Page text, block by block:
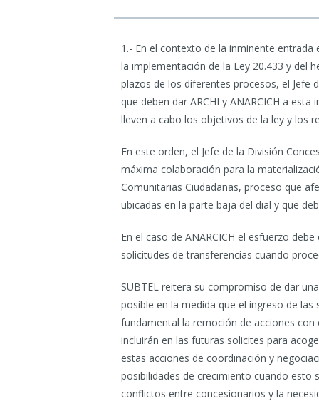
1.- En el contexto de la inminente
la implementación de la Ley 20.433 y del
plazos de los diferentes procesos, el Jefe
que deben dar ARCHI y ANARCICH a
lleven a cabo los objetivos de la ley y los
En este orden, el Jefe de la División
máxima colaboración para la
Comunitarias Ciudadanas, proceso que
ubicadas en la parte baja del dial y que
En el caso de ANARCICH el esfuerzo
solicitudes de transferencias cuando
SUBTEL reitera su compromiso de dar
posible en la medida que el ingreso de
fundamental la remoción de acciones
incluirán en las futuras solicites para
estas acciones de coordinación y
posibilidades de crecimiento cuando esto
conflictos entre concesionarios y la